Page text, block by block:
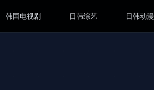
韩国电视剧 日韩综艺 日韩动漫